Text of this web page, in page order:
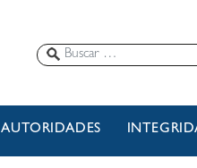
AUTORIDADES